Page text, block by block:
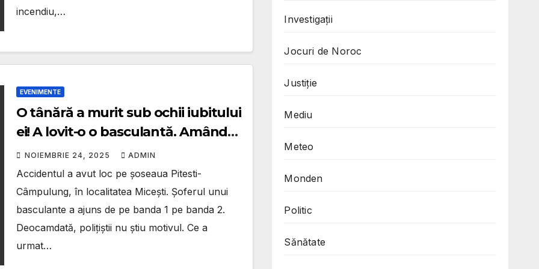
incendiu,…
EVENIMENTE
O tânără a murit sub ochii iubitului
ei! A lovit-o o basculantă. Amândoi
erau pe o trecere de pietoni de
unde doar bărbatul a reușit să se
salveze. Totul a fost filmat!
NOIEMBRIE 24, 2025 ADMIN
Accidentul a avut loc pe șoseaua Pitesti-
Câmpulung, în localitatea Micești. Șoferul unui
basculante a ajuns de pe banda 1 pe banda 2.
Deocamdată, polițiștii nu știu motivul. Ce a
urmat…
Investigații
Jocuri de Noroc
Justiție
Mediu
Meteo
Monden
Politic
Sănătate